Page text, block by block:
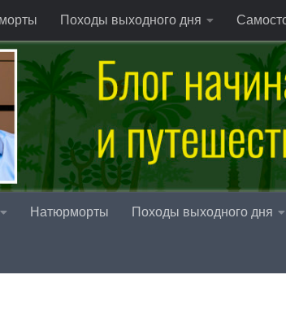
Походы выходного дня
Натюрморты Походы выходного дня